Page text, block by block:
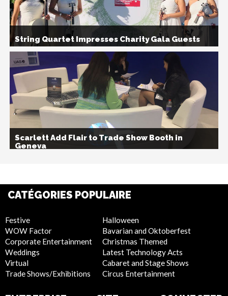
String Quartet Impresses Charity Gala Guests
Scarlett Add Flair to Trade Show Booth in
Geneva
CATÉGORIES POPULAIRE
Festive
WOW Factor
Corporate Entertainment
Weddings
Virtual
Trade Shows/Exhibitions
Halloween
Bavarian and Oktoberfest
Christmas Themed
Latest Technology Acts
Cabaret and Stage Shows
Circus Entertainment